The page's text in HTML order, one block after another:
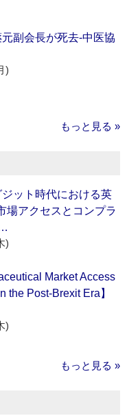
元副会長が死去‐中医協
)
もっと見る »
ジット時代における英
場アクセスとコンプラ
)
Market Access
the Post-Brexit Era】
)
もっと見る »